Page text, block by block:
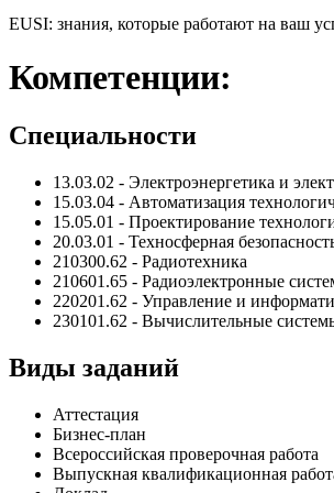
EUSI: знания, которые работают на ваш
Компетенции:
Специальности
13.03.02 - Электроэнергетика и
15.03.04 - Автоматизация
15.05.01 - Проектирование
20.03.01 - Техносферная
210300.62 - Радиотехника
210601.65 - Радиоэлектронные
220201.62 - Управление и
230101.62 - Вычислительные
Виды заданий
Аттестация
Бизнес-план
Всероссийская проверочная работа
Выпускная квалификационная